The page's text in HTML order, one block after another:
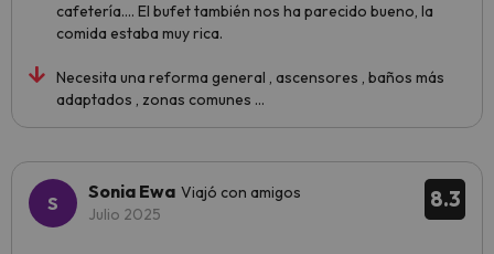
cafetería…. El bufet también nos ha parecido bueno, la
comida estaba muy rica.
Necesita una reforma general , ascensores , baños más
adaptados , zonas comunes …
8.3
Sonia Ewa Viajó con amigos
Julio 2025